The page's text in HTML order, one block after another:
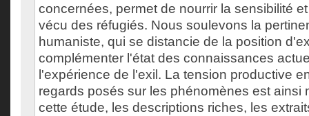
concernées, permet de nourrir la sensibilité
vécu des réfugiés. Nous soulevons la
humaniste, qui se distancie de la position
complémenter l'état des connaissances
l'expérience de l'exil. La tension productive
regards posés sur les phénomènes est ainsi
cette étude, les descriptions riches, les